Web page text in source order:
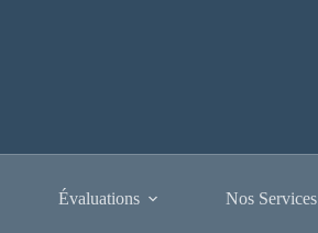
Évaluations Nos Services